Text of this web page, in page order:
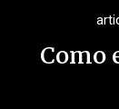
Como